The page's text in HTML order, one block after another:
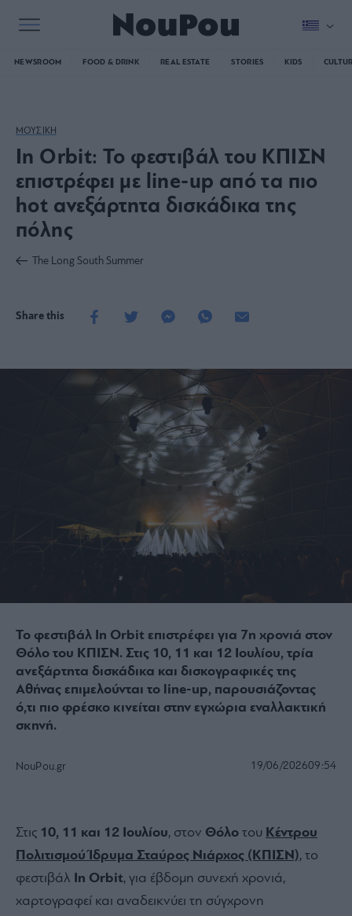
NEWSROOM FOOD & DRINK REAL ESTATE STORIES KIDS
ΜΟΥΣΙΚΗ
In Orbit: Το φεστιβάλ του ΚΠΙΣΝ
επιστρέφει με line-up από τα πιο
hot ανεξάρτητα δισκάδικα της
πόλης
The Long South Summer
Share this
Το φεστιβάλ In Orbit επιστρέφει για 7η χρονιά στον
Θόλο του ΚΠΙΣΝ. Στις 10, 11 και 12 Ιουλίου, τρία
ανεξάρτητα δισκάδικα και δισκογραφικές της
Αθήνας επιμελούνται το line-up, παρουσιάζοντας
ό,τι πιο φρέσκο κινείται στην εγχώρια εναλλακτική
σκηνή.
NouPou.gr 19/06/202609:54
Στις 10, 11 και 12 Ιουλίου, στον Θόλο του Κέντρου
Πολιτισμού Ίδρυμα Σταύρος Νιάρχος (ΚΠΙΣΝ), το
φεστιβάλ In Orbit, για έβδομη συνεχή χρονιά,
χαρτογραφεί και αναδεικνύει τη σύγχρονη